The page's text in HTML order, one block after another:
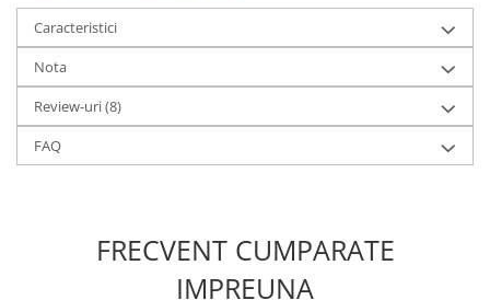
Caracteristici
Nota
Review-uri(8)
FAQ
FRECVENT CUMPARATE
IMPREUNA